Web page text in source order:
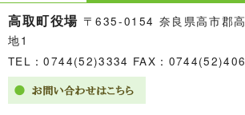
高取町役場 〒635-0154 奈良県高市郡
地1
TEL：0744(52)3334 FAX：